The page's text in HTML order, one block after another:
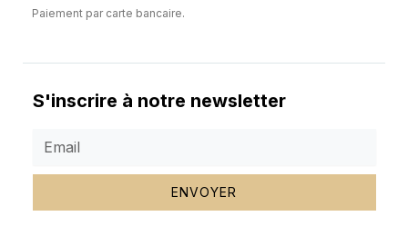
Paiement par carte bancaire.
S'inscrire à notre newsletter
ENVOYER